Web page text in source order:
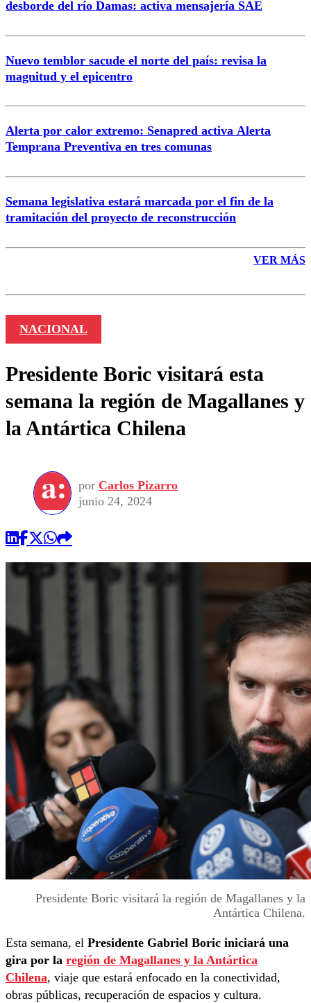
desborde del río Damas: activa mensajería SAE
Nuevo temblor sacude el norte del país: revisa la
magnitud y el epicentro
Alerta por calor extremo: Senapred activa Alerta
Temprana Preventiva en tres comunas
Semana legislativa estará marcada por el fin de la
tramitación del proyecto de reconstrucción
VER MÁS
NACIONAL
Presidente Boric visitará esta
semana la región de Magallanes y
la Antártica Chilena
por Carlos Pizarro
junio 24, 2024
Presidente Boric visitará la región de Magallanes y la
Antártica Chilena.
Esta semana, el Presidente Gabriel Boric iniciará una
gira por la región de Magallanes y la Antártica
Chilena, viaje que estará enfocado en la conectividad,
obras públicas, recuperación de espacios y cultura.